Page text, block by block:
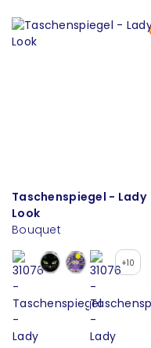
Taschenspiegel - Lady
Look
Bouquet
+10